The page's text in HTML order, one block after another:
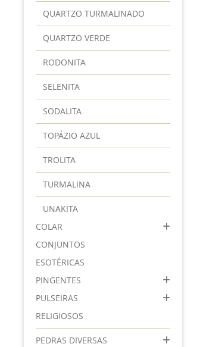
QUARTZO TURMALINADO
QUARTZO VERDE
RODONITA
SELENITA
SODALITA
TOPÁZIO AZUL
TROLITA
TURMALINA
UNAKITA
COLAR
CONJUNTOS
ESOTÉRICAS
PINGENTES
PULSEIRAS
RELIGIOSOS
PEDRAS DIVERSAS